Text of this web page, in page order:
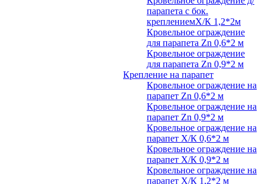
парапета с бок.
креплениемХ/К 1,2*2м
Кровельное ограждение
для парапета Zn 0,6*2 м
Кровельное ограждение
для парапета Zn 0,9*2 м
Крепление на парапет
Кровельное ограждение на
парапет Zn 0,6*2 м
Кровельное ограждение на
парапет Zn 0,9*2 м
Кровельное ограждение на
парапет Х/К 0,6*2 м
Кровельное ограждение на
парапет Х/К 0,9*2 м
Кровельное ограждение на
парапет Х/К 1,2*2 м